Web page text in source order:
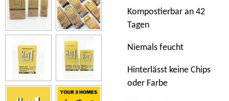
Kompostierbar an 42
Tagen
Niemals feucht
Hinterlässt keine Chips
oder Farbe